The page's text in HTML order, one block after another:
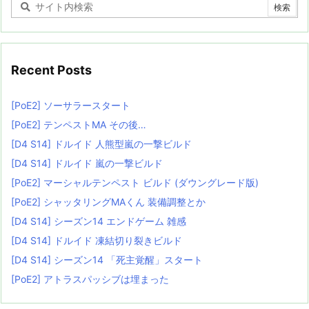
Recent Posts
[PoE2] ソーサラースタート
[PoE2] テンペストMA その後…
[D4 S14] ドルイド 人熊型嵐の一撃ビルド
[D4 S14] ドルイド 嵐の一撃ビルド
[PoE2] マーシャルテンペスト ビルド (ダウングレード版)
[PoE2] シャッタリングMAくん 装備調整とか
[D4 S14] シーズン14 エンドゲーム 雑感
[D4 S14] ドルイド 凍結切り裂きビルド
[D4 S14] シーズン14 「死主覚醒」スタート
[PoE2] アトラスパッシブは埋まった